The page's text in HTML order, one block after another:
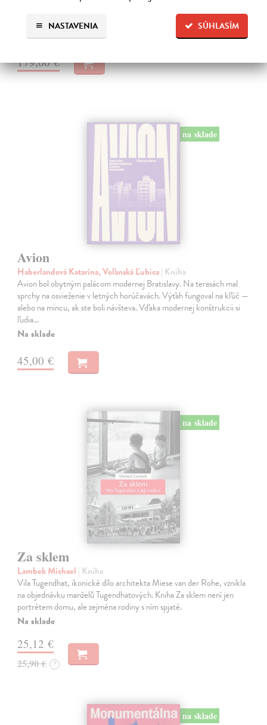
SÚHLASÍM
NASTAVENIA
základnými údajmi.…
Na sklade
179,00 €
na sklade
Avion
Haberlandová Katarína, Voľanská Ľubica| Kniha
Avion bol obytným palácom modernej Bratislavy. Na terasách mal
sprchy na osvieženie v letných horúčavách. Výťah fungoval na kľúč —
alebo na mincu, ak ste boli návšteva. Vďaka modernej konštrukcii si
ľudia…
Na sklade
45,00 €
na sklade
Za sklem
Lambek Michael | Kniha
Vila Tugendhat, ikonické dílo architekta Miese van der Rohe, vznikla
na objednávku manželů Tugendhatových. Kniha Za sklem není jen
portrétem domu, ale zejména rodiny s ním spjaté.
Na sklade
25,12 €
25,90 € ?
na sklade